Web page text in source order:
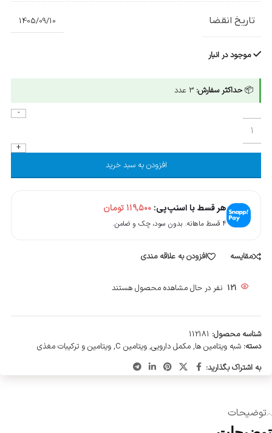
تاریخ انقضا 1405/09/10
موجود در انبار
📦حداکثر سفارش:
افزودن به سبد خرید
هر قسط با اسنپ‌پی: ۱۱۹,۵۰۰ تومان
۴ قسط ماهانه. بدون سود، چک و ضامن.
مقایسه افزودن به علاقه مندی
121 نفر در حال مشاهده محصول هستند
شناسه محصول: 112181
دسته: شبه ویتامین ها, مکمل دارویی, ویتامین C , ویتامین و ترکیبات مغذی
به اشتراک بگذارید:
توضیحات